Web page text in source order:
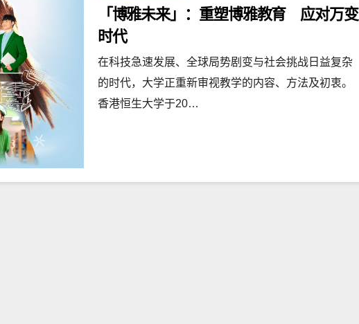
「博雅未来」：重塑博雅教育 应对万变
时代
在科技急速发展、全球局势剧变与社会挑战日益复杂
的时代，大学正重新审视教学的内容、方法及初衷。
香港恒生大学于20…